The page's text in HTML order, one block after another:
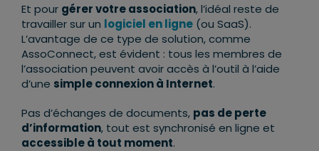
Et pour gérer votre association, l’idéal reste de
travailler sur un logiciel en ligne (ou SaaS).
L’avantage de ce type de solution, comme
AssoConnect, est évident : tous les membres de
l’association peuvent avoir accès à l’outil à l’aide
d’une simple connexion à Internet.
Pas d’échanges de documents, pas de perte
d’information, tout est synchronisé en ligne et
accessible à tout moment.